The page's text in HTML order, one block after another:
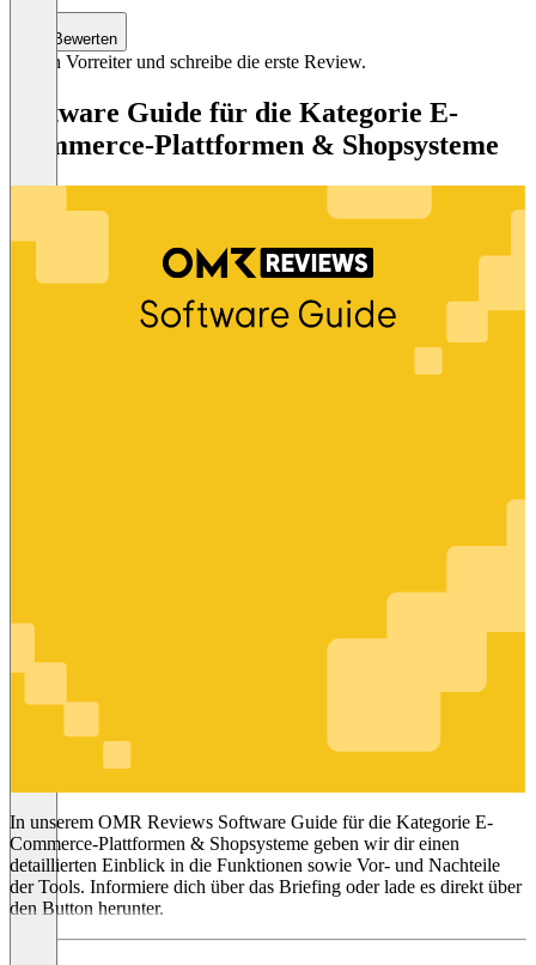
Bewerten
Sei ein Vorreiter und schreibe die erste Review.
Software Guide für die Kategorie E-
Commerce-Plattformen & Shopsysteme
E-Commerce-Plattformen& Shopsysteme
In unserem OMR Reviews Software Guide für die Kategorie E-
Commerce-Plattformen & Shopsysteme geben wir dir einen
detaillierten Einblick in die Funktionen sowie Vor- und Nachteile
der Tools. Informiere dich über das Briefing oder lade es direkt über
den Button herunter.